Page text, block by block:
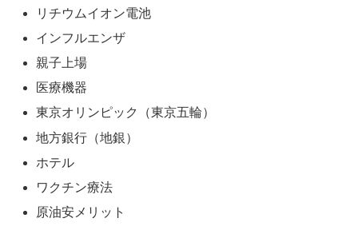
リチウムイオン電池
インフルエンザ
親子上場
医療機器
東京オリンピック（東京五輪）
地方銀行（地銀）
ホテル
ワクチン療法
原油安メリット